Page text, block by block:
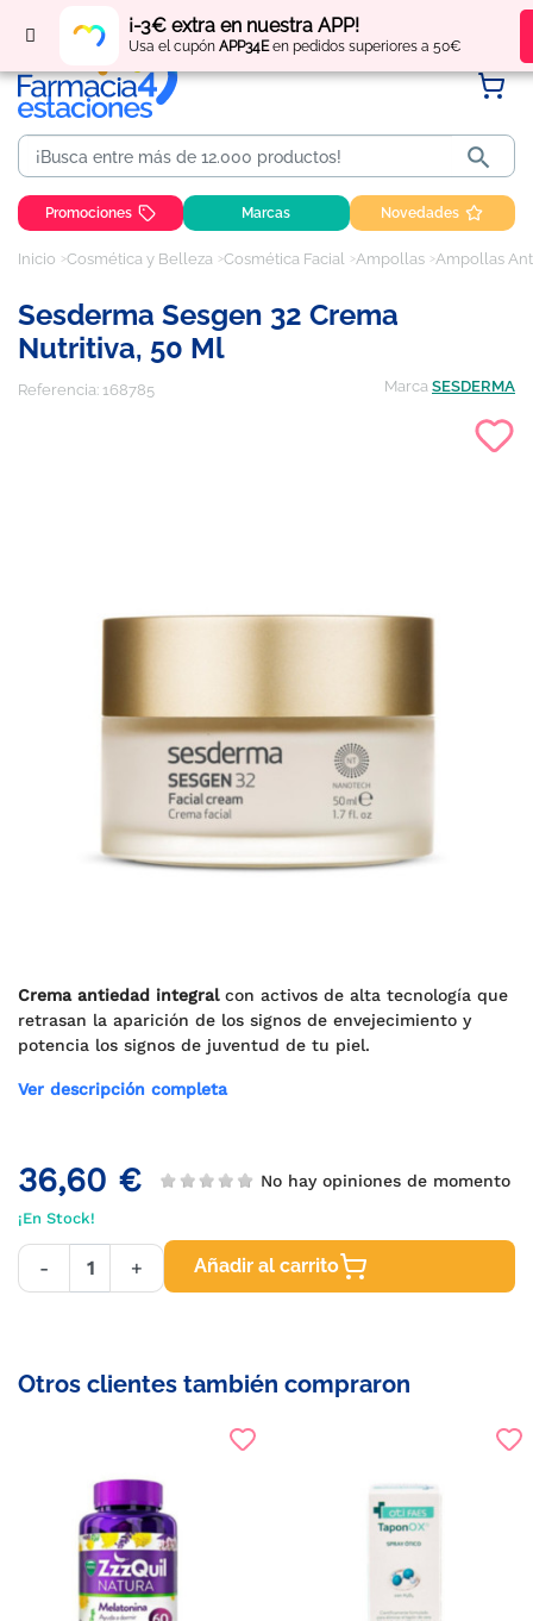
¡-3€ extra en nuestra APP!
Usa el cupón APP34Een pedidos superiores a 50€
Regístratey obtén puntos por tus compras

Promociones Marcas Novedades
Inicio Cosmética y Belleza Cosmética Facial Ampollas Ampollas
Sesderma Sesgen 32 Crema
Nutritiva, 50 Ml
Referencia: 168785 Marca SESDERMA
Crema antiedad integralcon activos de alta tecnología que
retrasan la aparición de los signos de envejecimiento y
potencia los signos de juventud de tu piel.
Ver descripción completa
36,60 € No hay opiniones de momento
¡En Stock!
- + Añadir al carrito
Otros clientes también compraron